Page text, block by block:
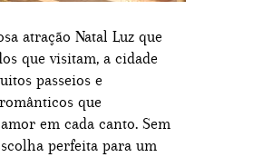
atração Natal Luz que
que visitam, a cidade
passeios e
que
em cada canto. Sem
perfeita para um